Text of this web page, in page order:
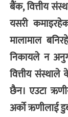
बैंक, वित्तीय
यसरी
मालामाल
निकायले न
वित्तीय संस्थाले
छैन। एउटा
अर्को ऋणीलाई